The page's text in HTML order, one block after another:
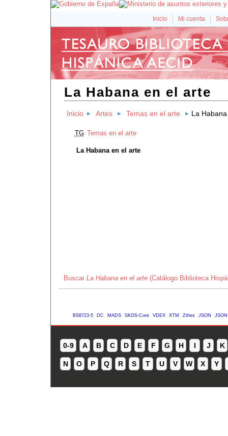
Inicio Mi cuenta
La Habana en el arte
Inicio Artes Temas en el arte La
TG Temas en el arte
La Habana en el arte
Buscar La Habana en el arte (Catálogo Biblioteca
BS8723-5 DC MADS SKOS-Core VDEX XTM Zthes JSON
0-9 A B C D E F G H I J K
N O P Q R S T U V W X Y